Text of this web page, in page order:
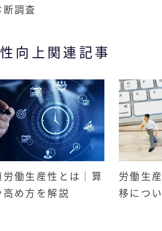
調査
向上関連記事
働生産性とは｜算
め方を解説
労働生
移につ